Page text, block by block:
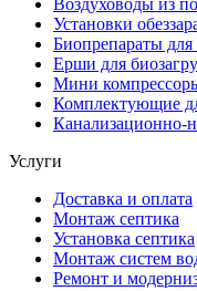
Установки
Биопрепараты
Ерши для
Мини
Комплектующие
Канализационно-
Услуги
Доставка и оплата
Монтаж септика
Установка септика
Монтаж систем
Ремонт и